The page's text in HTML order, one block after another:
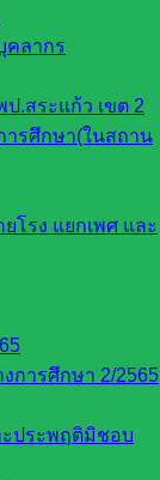
คลากร
.สระแก้ว เขต 2
ารศึกษา(ในสถาน
โรง แยกเพศ และ
การศึกษา 2/2565
ะประพฤติมิชอบ